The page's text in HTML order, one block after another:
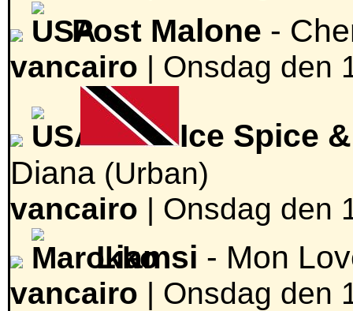
Post Malone -
vancairo | Onsdag den
Ice Spice
Diana (Urban)
vancairo | Onsdag den
Liamsi - Mon
vancairo | Onsdag den